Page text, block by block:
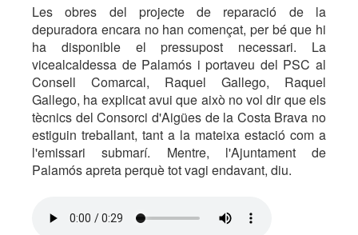
Les obres del projecte de reparació de la
depuradora encara no han començat, per bé que hi
ha disponible el pressupost necessari. La
vicealcaldessa de Palamós i portaveu del PSC al
Consell Comarcal, Raquel Gallego, Raquel
Gallego, ha explicat avui que això no vol dir que els
tècnics del Consorci d'Aigües de la Costa Brava no
estiguin treballant, tant a la mateixa estació com a
l'emissari submarí. Mentre, l'Ajuntament de
Palamós apreta perquè tot vagi endavant, diu.